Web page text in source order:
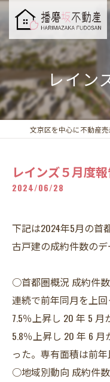
レイン
レインズ５月度
2024/06/28
下記は2024年5月の首
古戸建の成約件数のデ
○首都圏概況 成約件
連続で前年同月を上
7.5％上昇し 20 年 5
5.8％上昇し 20 年 6
った。専有面積は前年
○地域別動向 成約件